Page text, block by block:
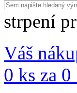
strpení
Váš
0 ks za 0